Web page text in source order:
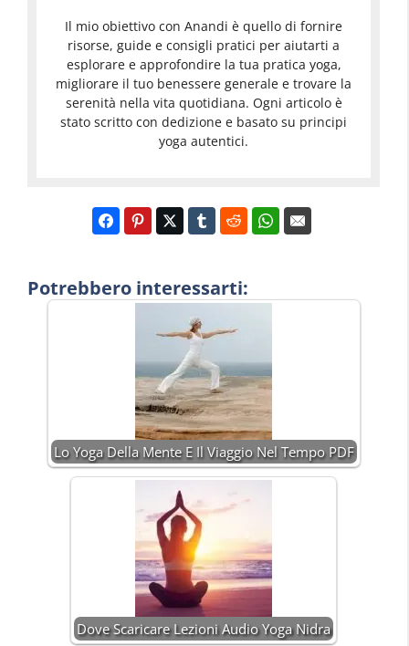
Il mio obiettivo con Anandi è quello di fornire
risorse, guide e consigli pratici per aiutarti a
esplorare e approfondire la tua pratica yoga,
migliorare il tuo benessere generale e trovare la
serenità nella vita quotidiana. Ogni articolo è
stato scritto con dedizione e basato su principi
yoga autentici.
Potrebbero interessarti:
Lo Yoga Della Mente E Il Viaggio Nel Tempo PDF
Dove Scaricare Lezioni Audio Yoga Nidra